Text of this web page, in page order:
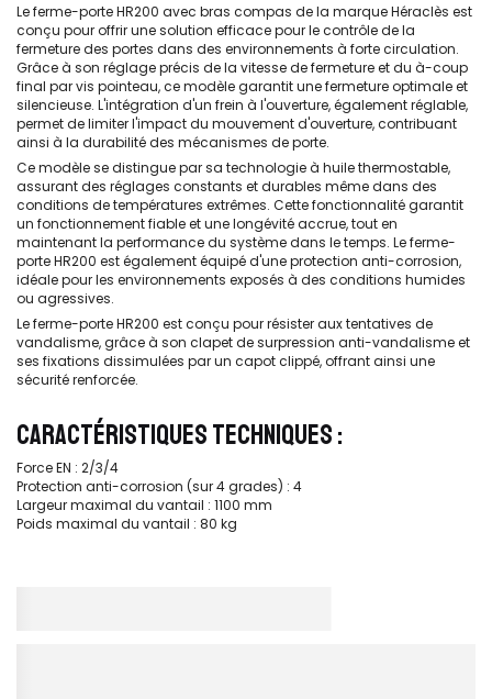
Le ferme-porte HR200 avec bras compas de la marque Héraclès est
conçu pour offrir une solution efficace pour le contrôle de la
fermeture des portes dans des environnements à forte circulation.
Grâce à son réglage précis de la vitesse de fermeture et du à-coup
final par vis pointeau, ce modèle garantit une fermeture optimale et
silencieuse. L'intégration d'un frein à l'ouverture, également réglable,
permet de limiter l'impact du mouvement d'ouverture, contribuant
ainsi à la durabilité des mécanismes de porte.
Ce modèle se distingue par sa technologie à huile thermostable,
assurant des réglages constants et durables même dans des
conditions de températures extrêmes. Cette fonctionnalité garantit
un fonctionnement fiable et une longévité accrue, tout en
maintenant la performance du système dans le temps. Le ferme-
porte HR200 est également équipé d'une protection anti-corrosion,
idéale pour les environnements exposés à des conditions humides
ou agressives.
Le ferme-porte HR200 est conçu pour résister aux tentatives de
vandalisme, grâce à son clapet de surpression anti-vandalisme et
ses fixations dissimulées par un capot clippé, offrant ainsi une
sécurité renforcée.
CARACTÉRISTIQUES TECHNIQUES :
Force EN : 2/3/4
Protection anti-corrosion (sur 4 grades) : 4
Largeur maximal du vantail : 1100 mm
Poids maximal du vantail : 80 kg